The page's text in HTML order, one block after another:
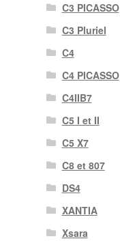
C3 PICASSO
C3 Pluriel
C4
C4 PICASSO
C4IIB7
C5 I et II
C5 X7
C8 et 807
DS4
XANTIA
Xsara